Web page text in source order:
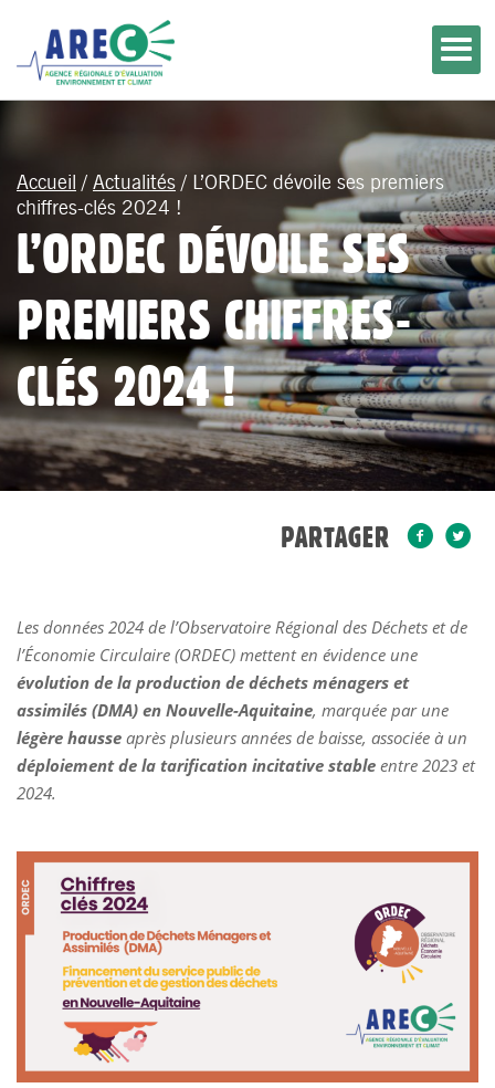
Accueil / Actualités / L’ORDEC dévoile ses premiers
chiffres-clés 2024 !
L’ORDEC DÉVOILE SES
PREMIERS CHIFFRES-
CLÉS 2024 !
PARTAGER
Les données 2024 de l’Observatoire Régional des Déchets et de
l’Économie Circulaire (ORDEC) mettent en évidence une
évolution de la production de déchets ménagers et
assimilés (DMA) en Nouvelle-Aquitaine, marquée par une
légère hausse après plusieurs années de baisse, associée à un
déploiement de la tarification incitative stable entre 2023 et
2024.